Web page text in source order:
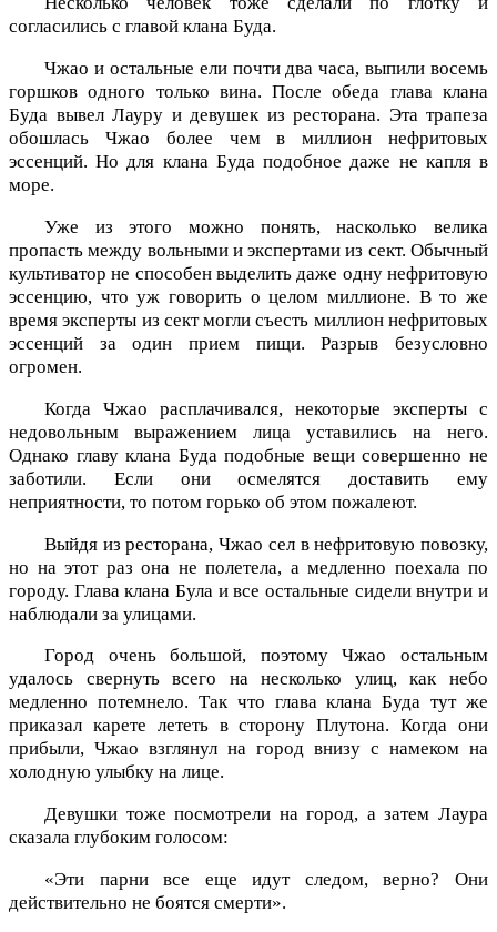
согласились с главой клана Буда.
Чжао и остальные ели почти два часа, выпили восемь
горшков одного только вина. После обеда глава клана
Буда вывел Лауру и девушек из ресторана. Эта трапеза
обошлась Чжао более чем в миллион нефритовых
эссенций. Но для клана Буда подобное даже не капля в
море.
Уже из этого можно понять, насколько велика
пропасть между вольными и экспертами из сект. Обычный
культиватор не способен выделить даже одну нефритовую
эссенцию, что уж говорить о целом миллионе. В то же
время эксперты из сект могли съесть миллион нефритовых
эссенций за один прием пищи. Разрыв безусловно
огромен.
Когда Чжао расплачивался, некоторые эксперты с
недовольным выражением лица уставились на него.
Однако главу клана Буда подобные вещи совершенно не
заботили. Если они осмелятся доставить ему
неприятности, то потом горько об этом пожалеют.
Выйдя из ресторана, Чжао сел в нефритовую повозку,
но на этот раз она не полетела, а медленно поехала по
городу. Глава клана Була и все остальные сидели внутри и
наблюдали за улицами.
Город очень большой, поэтому Чжао остальным
удалось свернуть всего на несколько улиц, как небо
медленно потемнело. Так что глава клана Буда тут же
приказал карете лететь в сторону Плутона. Когда они
прибыли, Чжао взглянул на город внизу с намеком на
холодную улыбку на лице.
Девушки тоже посмотрели на город, а затем Лаура
сказала глубоким голосом:
«Эти парни все еще идут следом, верно? Они
действительно не боятся смерти».